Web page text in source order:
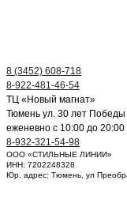
8 (3452) 608-718
8-922-481-46-54
ТЦ «Новый магнат»
Тюмень ул. 30 лет Победы
еженевно с 10:00 до 20:00
8-932-321-54-98
ООО «СТИЛЬНЫЕ ЛИНИИ»
ИНН: 7202248328
Юр. адрес: Тюмень, ул